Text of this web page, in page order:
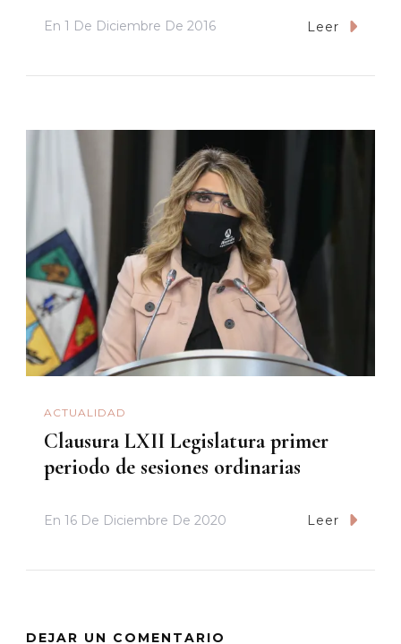
En 1 De Diciembre De 2016 Leer
ACTUALIDAD
Clausura LXII Legislatura primer
periodo de sesiones ordinarias
En 16 De Diciembre De 2020 Leer
DEJAR UN COMENTARIO